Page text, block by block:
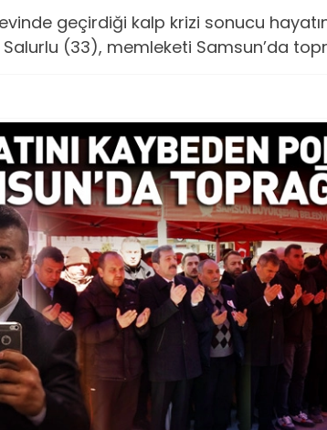
evinde geçirdiği kalp krizi sonucu
(33), memleketi Samsun’da